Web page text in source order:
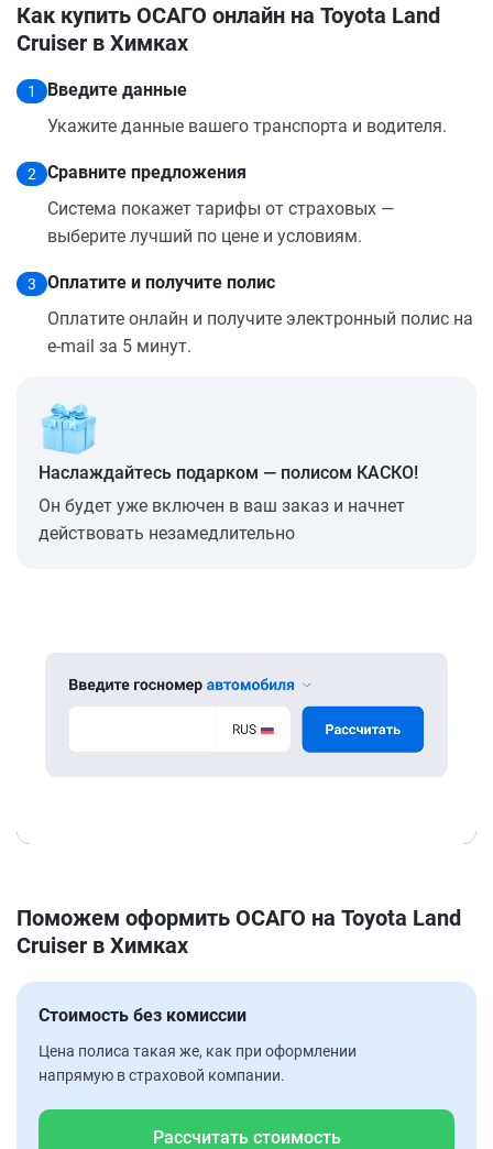
Как купить ОСАГО онлайн на Toyota Land
Cruiser в Химках
1
Введите данные
Укажите данные вашего транспорта и водителя.
2
Сравните предложения
Система покажет тарифы от страховых —
выберите лучший по цене и условиям.
3
Оплатите и получите полис
Оплатите онлайн и получите электронный полис на
e-mail за 5 минут.
Наслаждайтесь подарком — полисом КАСКО!
Он будет уже включен в ваш заказ и начнет
действовать незамедлительно
Поможем оформить ОСАГО на Toyota Land
Cruiser в Химках
Стоимость без комиссии
Цена полиса такая же, как при оформлении
напрямую в страховой компании.
Рассчитать стоимость